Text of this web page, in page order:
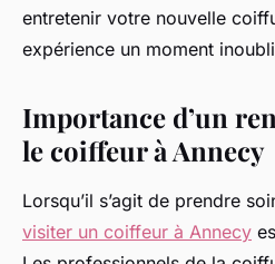
entretenir votre nouvelle
expérience un moment
Importance d’un
le coiffeur à Annecy
Lorsqu’il s’agit de prendre
visiter un coiffeur à Annecy